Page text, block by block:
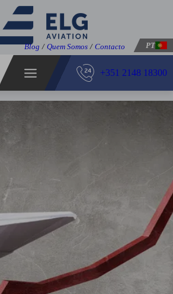
Blog / Quem Somos / Contacto PT
+351 2148 18300